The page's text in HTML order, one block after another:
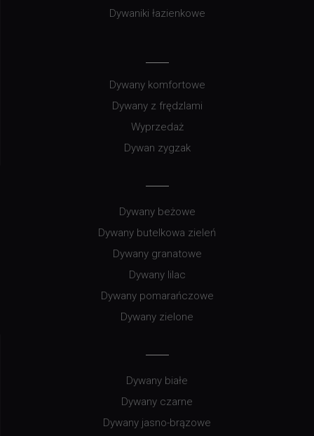
Dywaniki łazienkowe
Dywany komfortowe
Dywany z frędzlami
Wyprzedaż
Dywan zygzak
Dywany beżowe
Dywany butelkowa zieleń
Dywany granatowe
Dywany lilac
Dywany pomarańczowe
Dywany zielone
Dywany białe
Dywany czarne
Dywany jasno-brązowe